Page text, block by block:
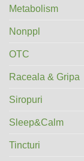
Metabolism
Nonppl
OTC
Raceala & Gripa
Siropuri
Sleep&Calm
Tincturi